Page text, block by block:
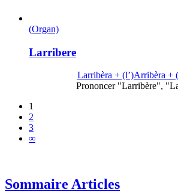
(Organ)
Larribere
Larribèra + (l’)Arribèra +
Prononcer "Larribère",
1
2
3
∞
Sommaire Articles